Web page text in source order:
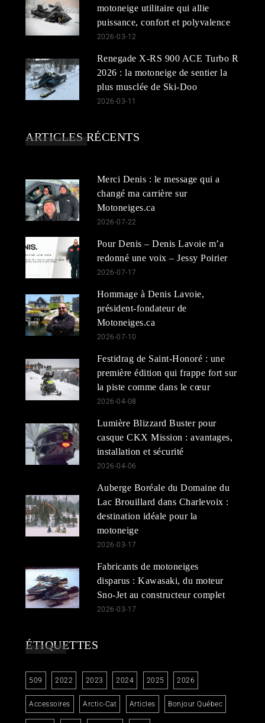
motoneige utilitaire qui allie
puissance, confort et polyvalence
2026-03-12
Renegade X-RS 900 ACE Turbo R
2026 : la motoneige de sentier la
plus musclée de Ski-Doo
2026-03-11
ARTICLES RÉCENTS
Merci Denis : le message qui a
changé ma carrière sur
Motoneiges.ca
2026-07-22
Pour Denis – Denis Lavoie m’a
redonné une voix – Jessy Poirier
2026-07-17
Hommage à Denis Lavoie,
président-fondateur de
Motoneiges.ca
2026-07-10
Festidrag de Saint-Honoré : une
première édition qui frappe fort sur
la piste comme dans le cœur
2026-04-08
Lumière Blizzard Buster pour
casque CKX Mission : avantages,
installation et sécurité
2026-04-06
Auberge Boréale du Domaine du
Lac Brouillard dans Charlevoix :
destination idéale pour la
motoneige
2026-03-17
Fabricants de motoneiges
disparus : Kawasaki, du moteur
Sno-Jet au constructeur complet
2026-03-17
ÉTIQUETTES
509 2022 2023 2024 2025 2026
Accessoires Arctic-Cat Articles Bonjour Québec